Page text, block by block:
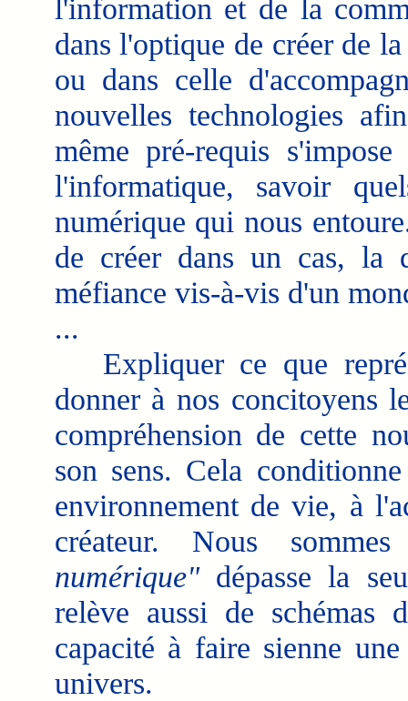
l'information et de la
dans l'optique de créer de
ou dans celle
nouvelles technologies
même pré-requis
l'informatique, savoir
numérique qui nous
de créer dans un cas, la
méfiance vis-à-vis d'un
...
Expliquer ce que
donner à nos concitoyens
compréhension de cette
son sens. Cela
environnement de vie, à
créateur. Nous
numérique"dépasse la
relève aussi de schémas
capacité à faire sienne
univers.